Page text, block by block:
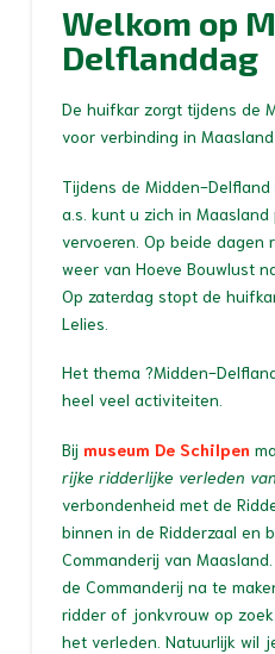
Welkom op
Delflanddag
De huifkar zorgt tijdens de
voor verbinding in Maasland
Tijdens de Midden-
a.s. kunt u zich in
vervoeren. Op beide dagen
weer van Hoeve Bouwlust
Op zaterdag stopt de
Lelies.
Het thema ?Midden-
heel veel activiteiten.
Bij museum De Schilpen
rijke ridderlijke verleden
verbondenheid met de
binnen in de Ridderzaal en
Commanderij van
de Commanderij na te
ridder of jonkvrouw op
het verleden. Natuurlijk wil